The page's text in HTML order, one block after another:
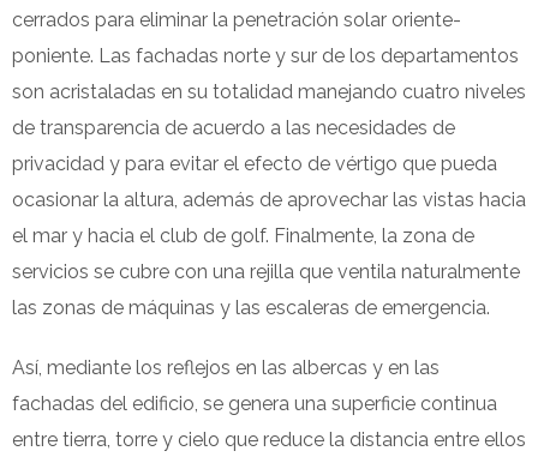
cerrados para eliminar la penetración solar oriente-
poniente. Las fachadas norte y sur de los departamentos
son acristaladas en su totalidad manejando cuatro niveles
de transparencia de acuerdo a las necesidades de
privacidad y para evitar el efecto de vértigo que pueda
ocasionar la altura, además de aprovechar las vistas hacia
el mar y hacia el club de golf. Finalmente, la zona de
servicios se cubre con una rejilla que ventila naturalmente
las zonas de máquinas y las escaleras de emergencia.
Así, mediante los reflejos en las albercas y en las
fachadas del edificio, se genera una superficie continua
entre tierra, torre y cielo que reduce la distancia entre ellos